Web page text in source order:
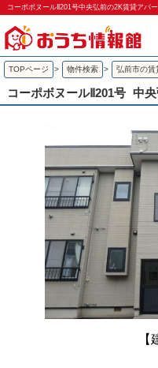
コーポボヌールⅡ201号中央弘前の2K賃貸アパ
TOPページ > 物件検索 > 弘前市の賃
コーポボヌールⅡ201号 中
【